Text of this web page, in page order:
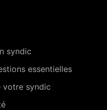
syndic
essentielles
votre syndic